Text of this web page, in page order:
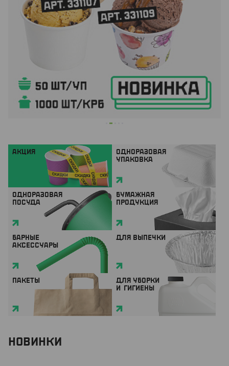
АКЦИЯ
ОДНОРАЗОВАЯ
УПАКОВКА
ОДНОРАЗОВАЯ
ПОСУДА
БУМАЖНАЯ
ПРОДУКЦИЯ
БАРНЫЕ
АКСЕССУАРЫ
ДЛЯ ВЫПЕЧКИ
ПАКЕТЫ
ДЛЯ УБОРКИ
И ГИГИЕНЫ
НОВИНКИ